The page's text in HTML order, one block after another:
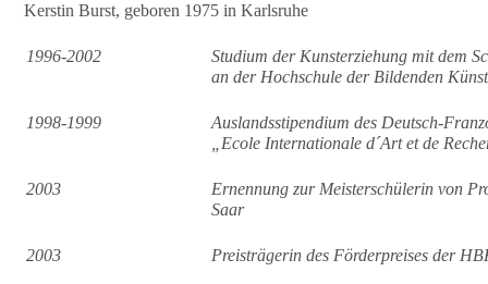
Kerstin Burst, geboren 1975 in Karlsruhe
1996-2002
Studium der Kunsterziehung mit dem
an der Hochschule der Bildenden
1998-1999
Auslandsstipendium des Deutsch-
„Ecole Internationale d´Art et de
2003
Ernennung zur Meisterschülerin von
Saar
2003 Preisträgerin des Förderpreises der